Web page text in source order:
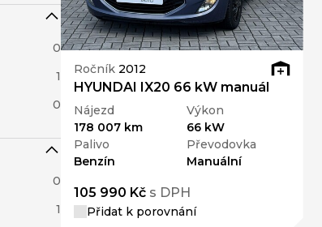
0
1
0
0
1
Ročník 2012
HYUNDAI IX20 66 kW manuál
Nájezd
178 007 km
Výkon
66 kW
Palivo
Benzín
Převodovka
Manuální
105 990 Kč s DPH
Přidat k porovnání